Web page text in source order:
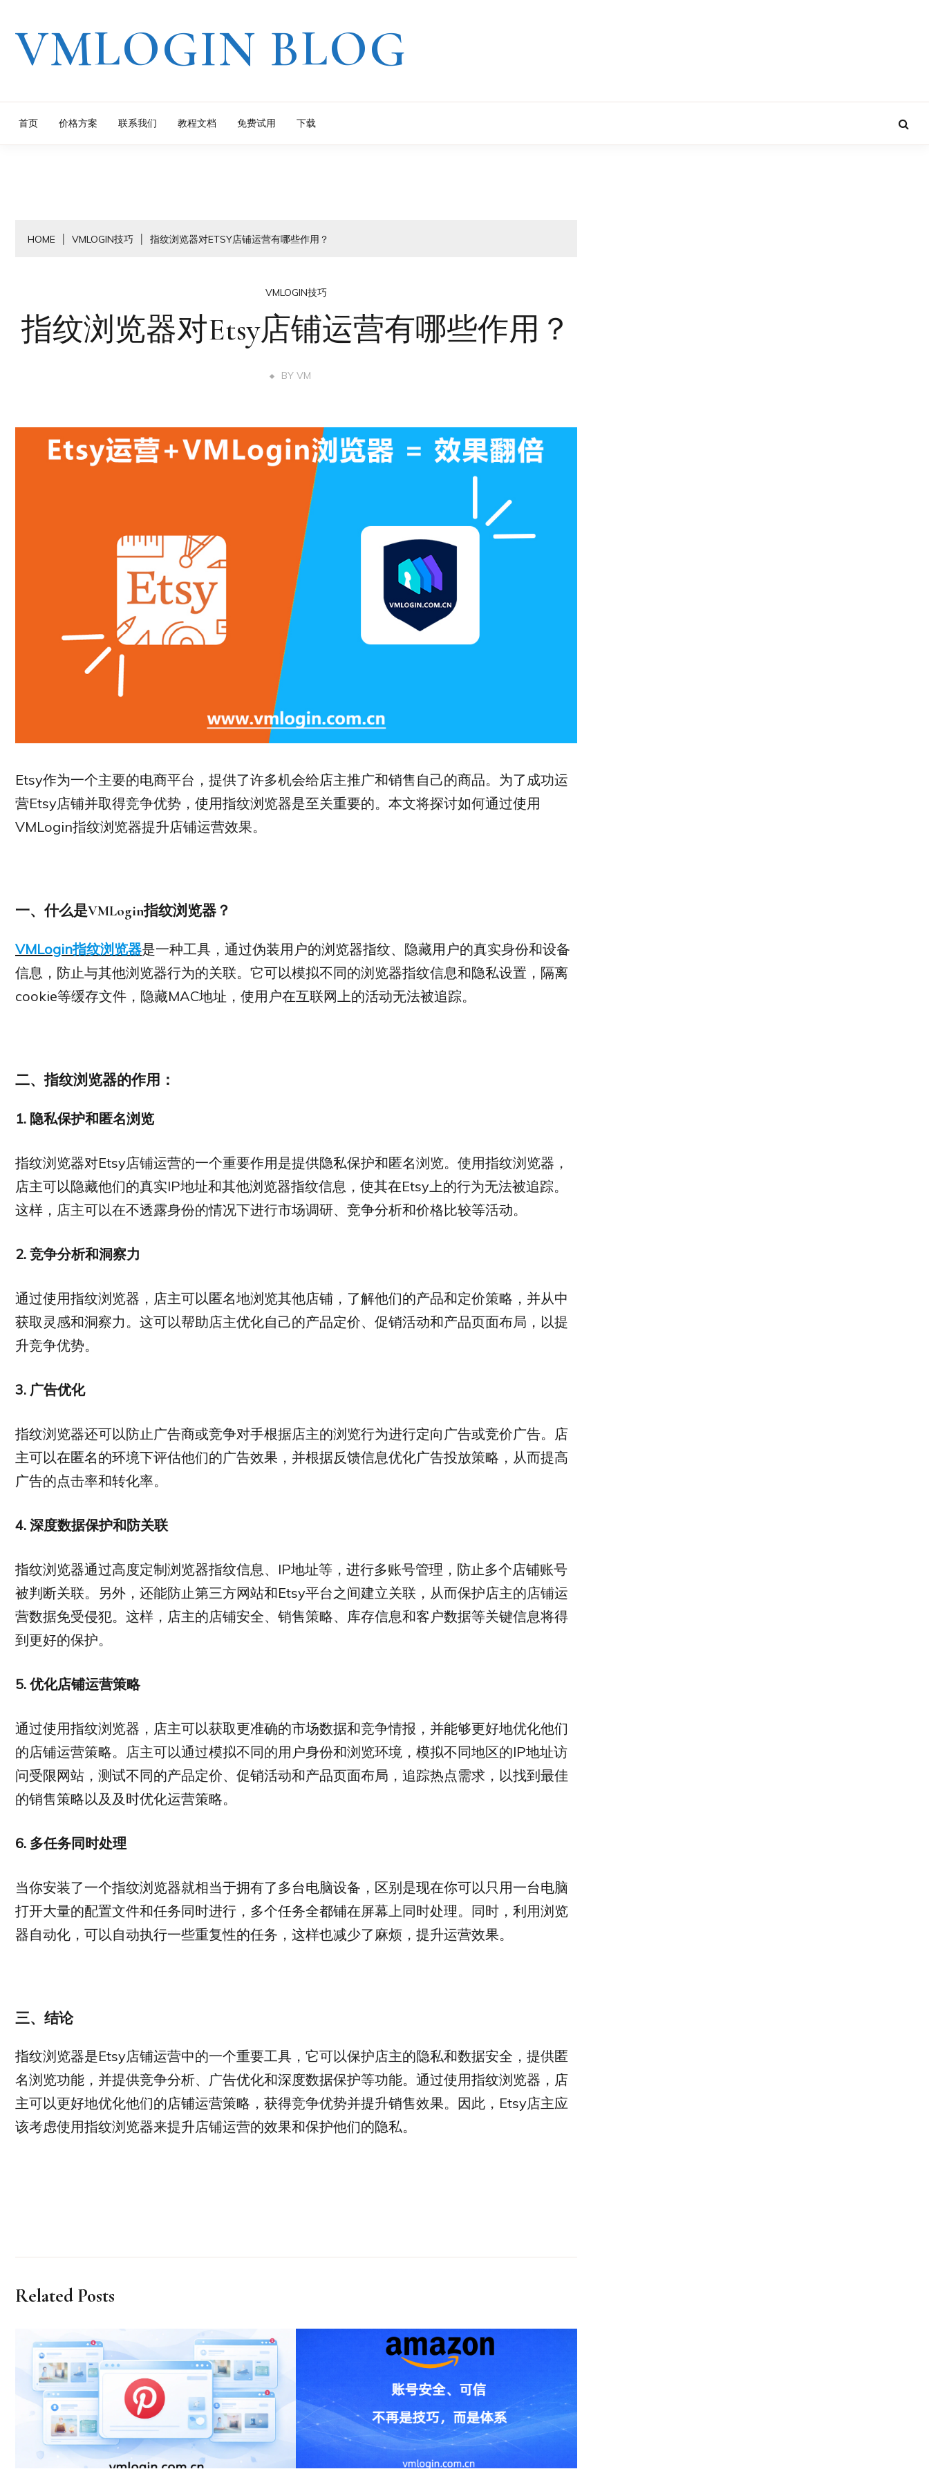
content
VMLOGIN BLOG
首页 价格方案 联系我们 教程文档 免费试用 下载
HOME VMLOGIN技巧 指纹浏览器对ETSY店铺运营有哪些作用？
VMLOGIN技巧
指纹浏览器对Etsy店铺运营有哪些作用？
BY VM
Etsy作为一个主要的电商平台，提供了许多机会给店主推广和销售自己的商品。为了成功运
营Etsy店铺并取得竞争优势，使用指纹浏览器是至关重要的。本文将探讨如何通过使用
VMLogin指纹浏览器提升店铺运营效果。
一、什么是VMLogin指纹浏览器？
VMLogin指纹浏览器是一种工具，通过伪装用户的浏览器指纹、隐藏用户的真实身份和设备
信息，防止与其他浏览器行为的关联。它可以模拟不同的浏览器指纹信息和隐私设置，隔离
cookie等缓存文件，隐藏MAC地址，使用户在互联网上的活动无法被追踪。
二、指纹浏览器的作用：
1. 隐私保护和匿名浏览
指纹浏览器对Etsy店铺运营的一个重要作用是提供隐私保护和匿名浏览。使用指纹浏览器，
店主可以隐藏他们的真实IP地址和其他浏览器指纹信息，使其在Etsy上的行为无法被追踪。
这样，店主可以在不透露身份的情况下进行市场调研、竞争分析和价格比较等活动。
2. 竞争分析和洞察力
通过使用指纹浏览器，店主可以匿名地浏览其他店铺，了解他们的产品和定价策略，并从中
获取灵感和洞察力。这可以帮助店主优化自己的产品定价、促销活动和产品页面布局，以提
升竞争优势。
3. 广告优化
指纹浏览器还可以防止广告商或竞争对手根据店主的浏览行为进行定向广告或竞价广告。店
主可以在匿名的环境下评估他们的广告效果，并根据反馈信息优化广告投放策略，从而提高
广告的点击率和转化率。
4. 深度数据保护和防关联
指纹浏览器通过高度定制浏览器指纹信息、IP地址等，进行多账号管理，防止多个店铺账号
被判断关联。另外，还能防止第三方网站和Etsy平台之间建立关联，从而保护店主的店铺运
营数据免受侵犯。这样，店主的店铺安全、销售策略、库存信息和客户数据等关键信息将得
到更好的保护。
5.优化店铺运营策略
通过使用指纹浏览器，店主可以获取更准确的市场数据和竞争情报，并能够更好地优化他们
的店铺运营策略。店主可以通过模拟不同的用户身份和浏览环境，模拟不同地区的IP地址访
问受限网站，测试不同的产品定价、促销活动和产品页面布局，追踪热点需求，以找到最佳
的销售策略以及及时优化运营策略。
6. 多任务同时处理
当你安装了一个指纹浏览器就相当于拥有了多台电脑设备，区别是现在你可以只用一台电脑
打开大量的配置文件和任务同时进行，多个任务全都铺在屏幕上同时处理。同时，利用浏览
器自动化，可以自动执行一些重复性的任务，这样也减少了麻烦，提升运营效果。
三、结论
指纹浏览器是Etsy店铺运营中的一个重要工具，它可以保护店主的隐私和数据安全，提供匿
名浏览功能，并提供竞争分析、广告优化和深度数据保护等功能。通过使用指纹浏览器，店
主可以更好地优化他们的店铺运营策略，获得竞争优势并提升销售效果。因此，Etsy店主应
该考虑使用指纹浏览器来提升店铺运营的效果和保护他们的隐私。
Related Posts